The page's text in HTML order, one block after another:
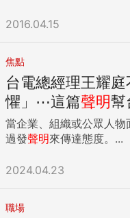
2016.04.15
焦點
台電總經理王耀
懼」⋯這篇聲明幫
當企業、組織或公眾人
過發聲明來傳達態度。...
2024.04.23
職場